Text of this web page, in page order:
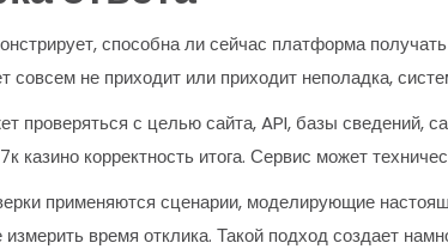
способна ли сейчас платформа
совсем не приходит или приходит неполадка,
проверяться с целью сайта, API, базы сведений,
казино корректность итога. Сервис может
применяются сценарии, моделирующие
время отклика. Такой подход создает